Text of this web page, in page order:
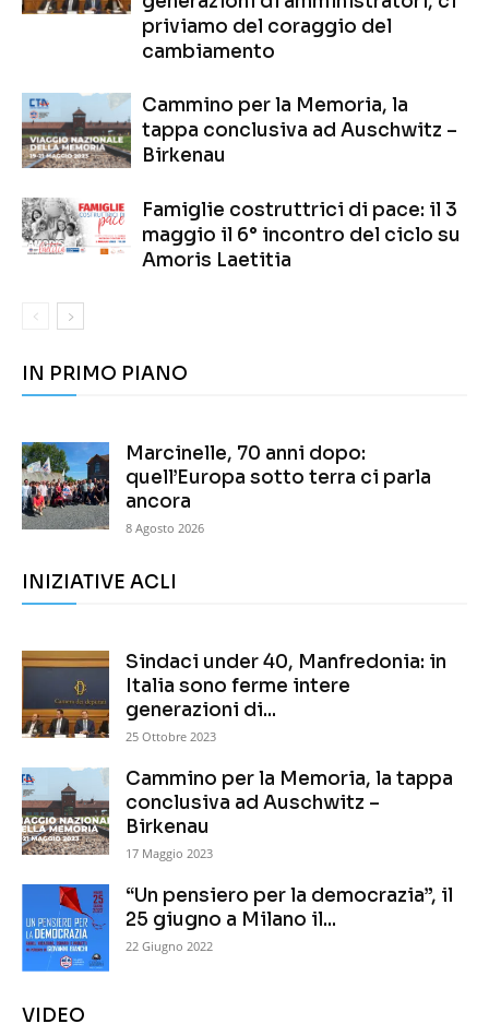
priviamo del coraggio del
cambiamento
Cammino per la Memoria, la
tappa conclusiva ad Auschwitz –
Birkenau
Famiglie costruttrici di pace: il 3
maggio il 6° incontro del ciclo su
Amoris Laetitia
IN PRIMO PIANO
Marcinelle, 70 anni dopo:
quell’Europa sotto terra ci parla
ancora
8 Agosto 2026
INIZIATIVE ACLI
Sindaci under 40, Manfredonia: in
Italia sono ferme intere
generazioni di...
25 Ottobre 2023
Cammino per la Memoria, la tappa
conclusiva ad Auschwitz –
Birkenau
17 Maggio 2023
“Un pensiero per la democrazia”, il
25 giugno a Milano il...
22 Giugno 2022
VIDEO